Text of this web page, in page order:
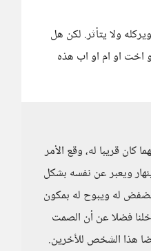
ولا يتأثر. لكن هل
اخت او ام او اب هذه
كان قريبا له، وقع الأمر
ويعبر عن نفسه بشكل
له ويبوح له بمكون
فضلا عن أن الصمت
هذا الشخص للأخرين.